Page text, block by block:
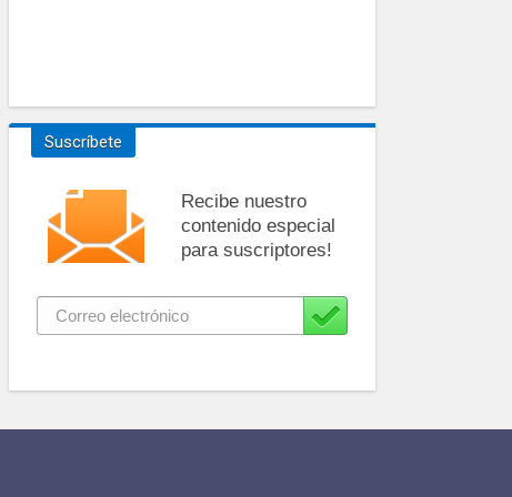
Suscríbete
Recibe nuestro
contenido especial
para suscriptores!